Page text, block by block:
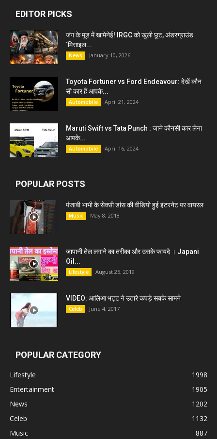
EDITOR PICKS
जंग के मूड में खामेनेई! IRGC को खुली छूट, अंडरग्राउंड
‘मिसाइल...
News January 10, 2026
Toyota Fortuner vs Ford Endeavour: देखें कौन
सी कार हैं आपके...
Automobile April 21, 2024
Maruti Swift vs Tata Punch : जाने कौनसी कार लेना
आपके...
Automobile April 16, 2024
POPULAR POSTS
पंजाबी भाभी के सेक्सी डांस की वीडियो हुई इंटरनेट पर वायरल
Music May 8, 2018
जापानी तेल लगाने का तरीका और उसके फायदे । Japani
Oil...
Lifestyle August 25, 2019
VIDEO: आलिआ भट्ट ने उतारे कपड़े सबके सामने
Celeb June 4, 2017
POPULAR CATEGORY
Lifestyle
1998
Entertainment
1905
News
1202
Celeb
1132
Music
887